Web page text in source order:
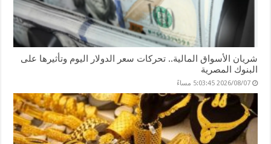
شريان الأسواق المالية.. تحركات سعر الدولار اليوم وتأثيرها على
البنوك المصرية
2026/08/07 5:03:45 مساءً